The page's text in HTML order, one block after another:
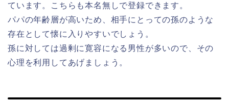
ています。こちらも本名無しで登録できます。
パパの年齢層が高いため、相手にとっての孫のような
存在として懐に入りやすいでしょう。
孫に対しては過剰に寛容になる男性が多いので、その
心理を利用してあげましょう。